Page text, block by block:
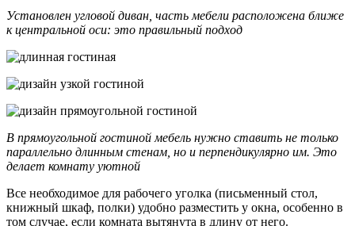
Установлен угловой диван, часть мебели расположена ближе
к центральной оси: это правильный подход
В прямоугольной гостиной мебель нужно ставить не только
параллельно длинным стенам, но и перпендикулярно им. Это
делает комнату уютной
Все необходимое для рабочего уголка (письменный стол,
книжный шкаф, полки) удобно разместить у окна, особенно в
том случае, если комната вытянута в длину от него.